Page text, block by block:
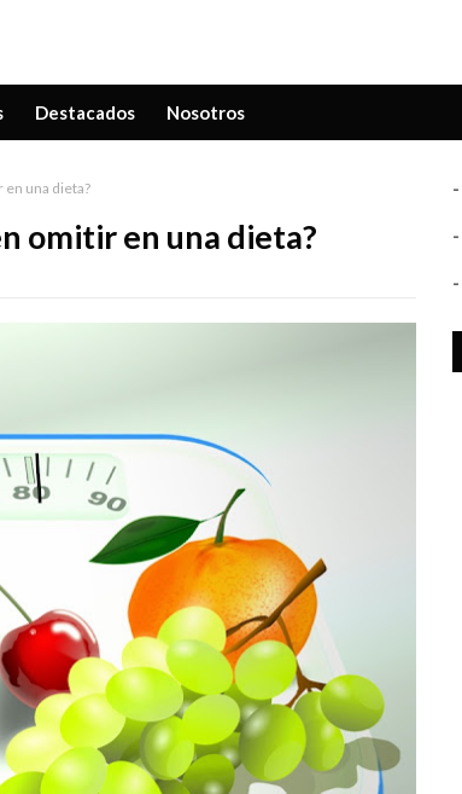
Destacados Nosotros
una dieta?
omitir en una dieta?
-
-
-